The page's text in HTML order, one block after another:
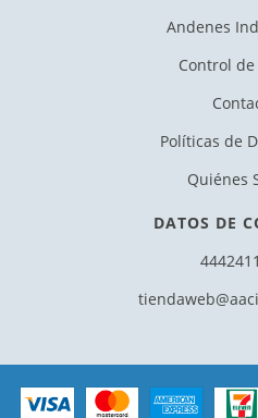
Andenes
Control de
Políticas de
Quiénes
DATOS DE